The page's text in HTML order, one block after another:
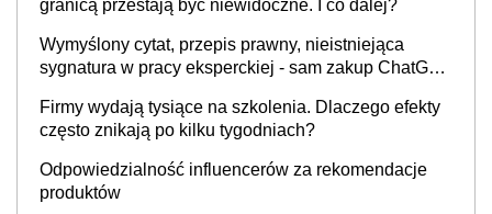
granicą przestają być niewidoczne. I co dalej?
Wymyślony cytat, przepis prawny, nieistniejąca
sygnatura w pracy eksperckiej - sam zakup ChatGPT
Firmy wydają tysiące na szkolenia. Dlaczego efekty
często znikają po kilku tygodniach?
Odpowiedzialność influencerów za rekomendacje
produktów